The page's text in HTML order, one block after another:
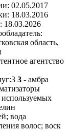
02.05.2017
18.03.2016
18.03.2026
область,
агентство
3 3 - амбра
вода
волос; воск